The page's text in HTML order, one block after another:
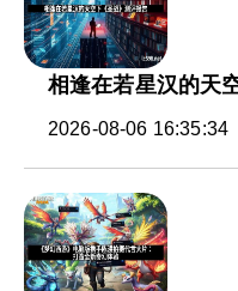
相逢在若星汉的天
2026-08-06 16:35:34